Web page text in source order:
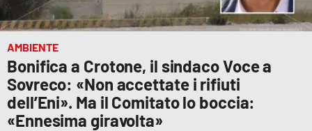
AMBIENTE
Bonifica a Crotone, il sindaco Voce a
Sovreco: «Non accettate i rifiuti
dell’Eni». Ma il Comitato lo boccia:
«Ennesima giravolta»